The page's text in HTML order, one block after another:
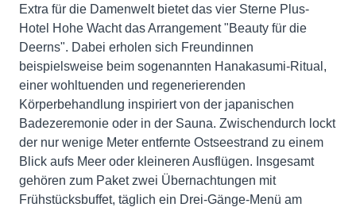
Extra für die Damenwelt bietet das vier Sterne Plus-
Hotel Hohe Wacht das Arrangement "Beauty für die
Deerns". Dabei erholen sich Freundinnen
beispielsweise beim sogenannten Hanakasumi-Ritual,
einer wohltuenden und regenerierenden
Körperbehandlung inspiriert von der japanischen
Badezeremonie oder in der Sauna. Zwischendurch lockt
der nur wenige Meter entfernte Ostseestrand zu einem
Blick aufs Meer oder kleineren Ausflügen. Insgesamt
gehören zum Paket zwei Übernachtungen mit
Frühstücksbuffet, täglich ein Drei-Gänge-Menü am